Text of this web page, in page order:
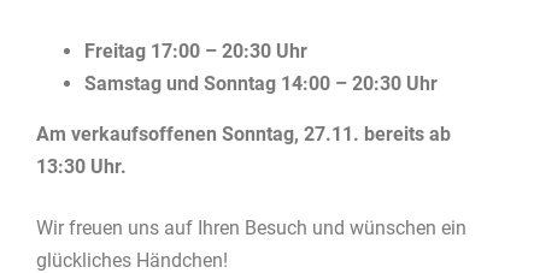
Freitag 17:00 – 20:30 Uhr
Samstag und Sonntag 14:00 – 20:30 Uhr
Am verkaufsoffenen Sonntag, 27.11. bereits ab
13:30 Uhr.
Wir freuen uns auf Ihren Besuch und wünschen ein
glückliches Händchen!